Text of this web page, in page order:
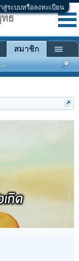
สู่ระบบหรือลงทะเบียน
ธ
สมาชิก
...